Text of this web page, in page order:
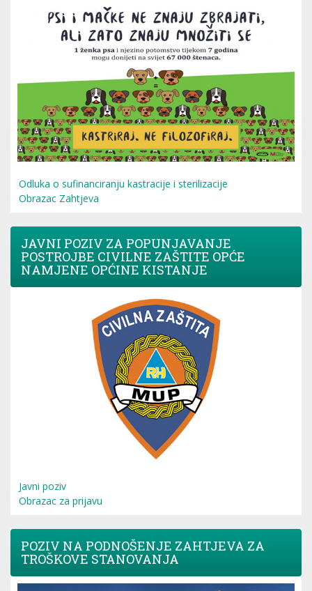
Odluka o sufinanciranju kastracije i sterilizacije
Obrazac Zahtjeva
JAVNI POZIV ZA POPUNJAVANJE
POSTROJBE CIVILNE ZAŠTITE OPĆE
NAMJENE OPĆINE KISTANJE
Javni poziv
Obrazac za prijavu
POZIV NA PODNOŠENJE ZAHTJEVA ZA
TROŠKOVE STANOVANJA